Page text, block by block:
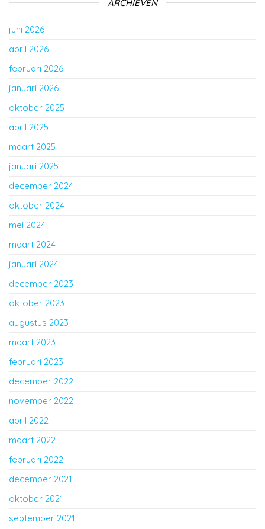
ARCHIEVEN
juni 2026
april 2026
februari 2026
januari 2026
oktober 2025
april 2025
maart 2025
januari 2025
december 2024
oktober 2024
mei 2024
maart 2024
januari 2024
december 2023
oktober 2023
augustus 2023
maart 2023
februari 2023
december 2022
november 2022
april 2022
maart 2022
februari 2022
december 2021
oktober 2021
september 2021